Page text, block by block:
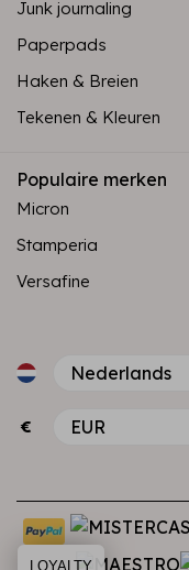
Junk journaling
Paperpads
Haken & Breien
Tekenen & Kleuren
Populaire merken
Micron
Stamperia
Versafine
€
LOYALTY